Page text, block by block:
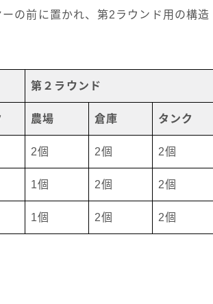
の前に置かれ、第2ラウンド用の構造
第２ラウンド
農場 倉庫 タンク
2個 2個 2個
1個 2個 2個
1個 2個 2個